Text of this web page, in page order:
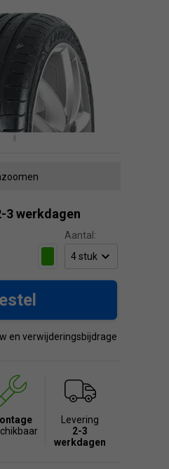
3 werkdagen
Aantal:
en verwijderingsbijdrage
Levering
2-3
werkdagen